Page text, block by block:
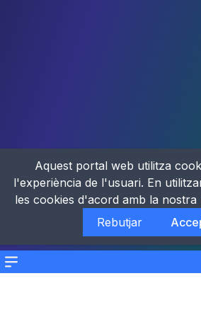
Menu
Aquest portal web utilitza
l'experiència de l'usuari. En
les cookies d'acord amb la nostra
Rebutjar